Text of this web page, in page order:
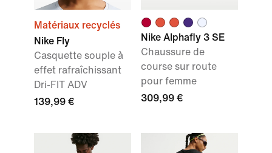
Matériaux recyclés
Nike Fly
Casquette souple à
effet rafraîchissant
Dri-FIT ADV
139,99 €
Nike Alphafly 3 SE
Chaussure de
course sur route
pour femme
309,99 €